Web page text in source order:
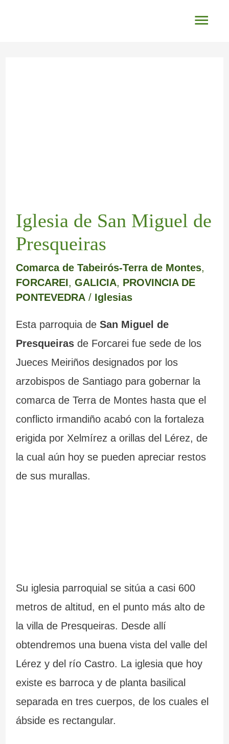
Iglesia de San Miguel de
Presqueiras
Comarca de Tabeirós-Terra de Montes,
FORCAREI, GALICIA, PROVINCIA DE
PONTEVEDRA/ Iglesias
Esta parroquia de San Miguel de
Presqueirasde Forcarei fue sede de los
Jueces Meiriños designados por los
arzobispos de Santiago para gobernar la
comarca de Terra de Montes hasta que el
conflicto irmandiño acabó con la fortaleza
erigida por Xelmírez a orillas del Lérez, de
la cual aún hoy se pueden apreciar restos
de sus murallas.
Su iglesia parroquial se sitúa a casi 600
metros de altitud, en el punto más alto de
la villa de Presqueiras. Desde allí
obtendremos una buena vista del valle del
Lérez y del río Castro. La iglesia que hoy
existe es barroca y de planta basilical
separada en tres cuerpos, de los cuales el
ábside es rectangular.